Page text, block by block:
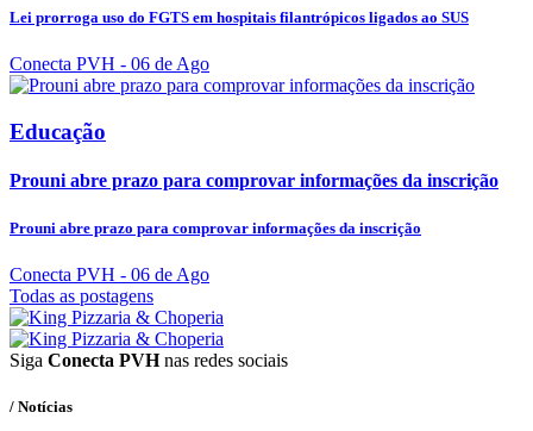
Lei prorroga uso do FGTS em hospitais filantrópicos ligados ao SUS
Conecta PVH - 06 de Ago
Educação
Prouni abre prazo para comprovar informações da inscrição
Prouni abre prazo para comprovar informações da inscrição
Conecta PVH - 06 de Ago
Todas as postagens
Siga Conecta PVHnas redes sociais
/ Notícias